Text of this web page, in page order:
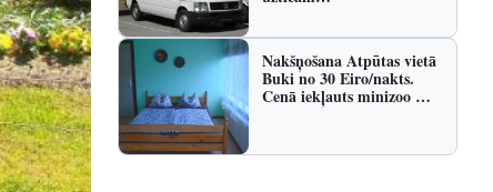
Nakšņošana Atpūtas vietā
Buki no 30 Eiro/nakts.
Cenā iekļauts minizoo …